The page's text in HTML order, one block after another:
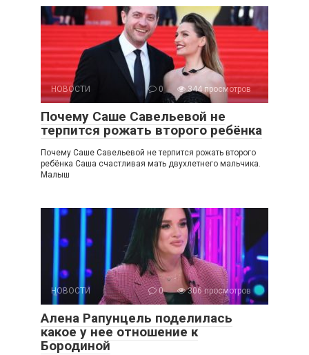
НОВОСТИ 0 344 просмотров
Почему Саше Савельевой не
терпится рожать второго ребёнка
Почему Саше Савельевой не терпится рожать второго
ребёнка Саша счастливая мать двухлетнего мальчика.
Малыш
НОВОСТИ 0 306 просмотров
Алена Рапунцель поделилась
какое у нее отношение к
Бородиной